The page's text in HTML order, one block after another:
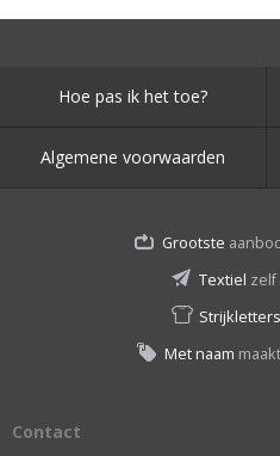
Hoe pas ik het toe?
Algemene voorwaarden
Grootste
Textiel
Strijkletters
Met naam
Contact